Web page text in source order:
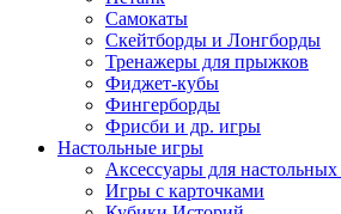
Самокаты
Скейтборды и Лонгборды
Тренажеры для прыжков
Фиджет-кубы
Фингерборды
Фрисби и др. игры
Настольные игры
Аксессуары для настольных
Игры с карточками